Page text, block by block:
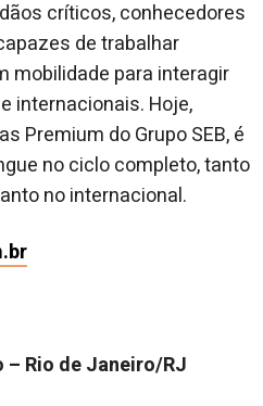
críticos, conhecedores
de trabalhar
mobilidade para interagir
internacionais. Hoje,
Premium do Grupo SEB, é
no ciclo completo, tanto
no internacional.
Rio de Janeiro/RJ